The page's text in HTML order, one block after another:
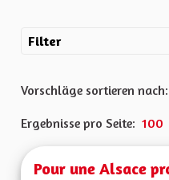
Filter
Vorschläge sortieren nach:
Ergebnisse pro Seite: 100
Pour une Alsace